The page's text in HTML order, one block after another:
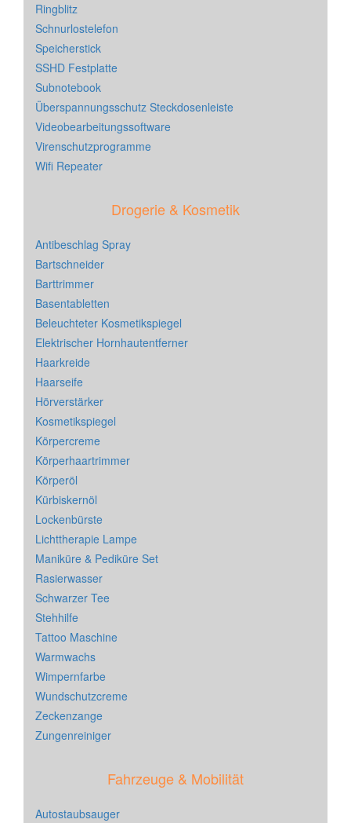
Ringblitz
Schnurlostelefon
Speicherstick
SSHD Festplatte
Subnotebook
Überspannungsschutz Steckdosenleiste
Videobearbeitungssoftware
Virenschutzprogramme
Wifi Repeater
Drogerie & Kosmetik
Antibeschlag Spray
Bartschneider
Barttrimmer
Basentabletten
Beleuchteter Kosmetikspiegel
Elektrischer Hornhautentferner
Haarkreide
Haarseife
Hörverstärker
Kosmetikspiegel
Körpercreme
Körperhaartrimmer
Körperöl
Kürbiskernöl
Lockenbürste
Lichttherapie Lampe
Maniküre & Pediküre Set
Rasierwasser
Schwarzer Tee
Stehhilfe
Tattoo Maschine
Warmwachs
Wimpernfarbe
Wundschutzcreme
Zeckenzange
Zungenreiniger
Fahrzeuge & Mobilität
Autostaubsauger